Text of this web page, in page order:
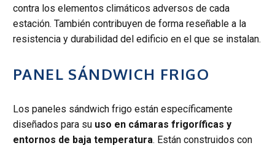
contra los elementos climáticos adversos de cada
estación. También contribuyen de forma reseñable a la
resistencia y durabilidad del edificio en el que se instalan.
PANEL SÁNDWICH FRIGO
Los paneles sándwich frigo están específicamente
diseñados para su uso en cámaras frigoríficas y
entornos de baja temperatura. Están construidos con